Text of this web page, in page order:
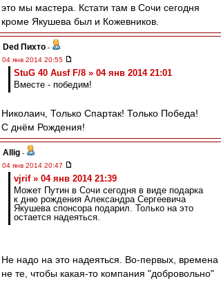
это мы мастера. Кстати там в Сочи сегодня
кроме Якушева был и Кожевников.
Ded Пихто -
04 янв 2014 20:55
StuG 40 Ausf F/8 » 04 янв 2014 21:01
Вместе - победим!
Николаич, Только Спартак! Только Победа!
С днём Рождения!
Allig -
04 янв 2014 20:47
vjrif » 04 янв 2014 21:39
Может Путин в Сочи сегодня в виде подарка
к дню рождения Александра Сергеевича
Якушева спонсора подарил. Только на это
остается надеяться.
Не надо на это надеяться. Во-первых, времена
не те, чтобы какая-то компания "добровольно"